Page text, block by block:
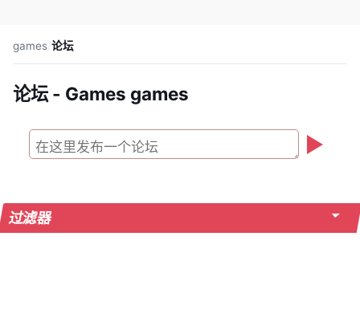
games/论坛
论坛 - Games games
过滤器